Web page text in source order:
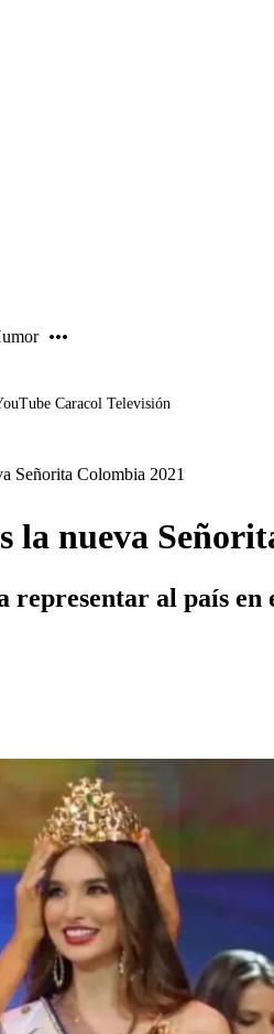
Caracol Televisión
Señorita Colombia 2021
la nueva
al país